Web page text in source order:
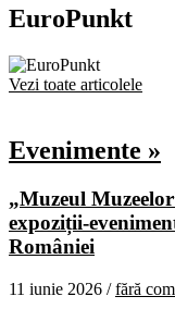
EuroPunkt
Vezi toate articolele
Evenimente »
„Muzeul
expoziții-
României
11 iunie 2026 /fără